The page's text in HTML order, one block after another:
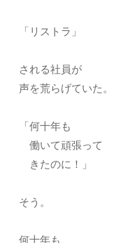
「リストラ」
される社員が
声を荒らげていた。
「何十年も
働いて頑張って
きたのに！」
そう。
何十年も、